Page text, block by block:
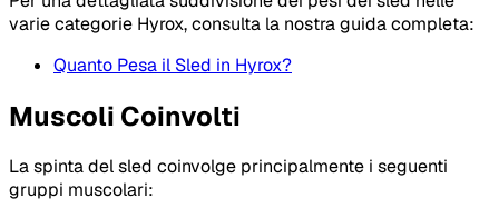
varie categorie Hyrox, consulta la nostra guida completa:
Quanto Pesa il Sled in Hyrox?
Muscoli Coinvolti
La spinta del sled coinvolge principalmente i seguenti
gruppi muscolari: